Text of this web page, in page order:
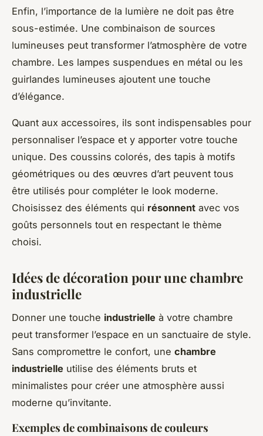
Enfin, l’importance de la lumière ne doit pas être
sous-estimée. Une combinaison de sources
lumineuses peut transformer l’atmosphère de votre
chambre. Les lampes suspendues en métal ou les
guirlandes lumineuses ajoutent une touche
d’élégance.
Quant aux accessoires, ils sont indispensables pour
personnaliser l’espace et y apporter votre touche
unique. Des coussins colorés, des tapis à motifs
géométriques ou des œuvres d’art peuvent tous
être utilisés pour compléter le look moderne.
Choisissez des éléments qui résonnent avec vos
goûts personnels tout en respectant le thème
choisi.
Idées de décoration pour une chambre
industrielle
Donner une touche industrielle à votre chambre
peut transformer l’espace en un sanctuaire de style.
Sans compromettre le confort, une chambre
industrielle utilise des éléments bruts et
minimalistes pour créer une atmosphère aussi
moderne qu’invitante.
Exemples de combinaisons de couleurs